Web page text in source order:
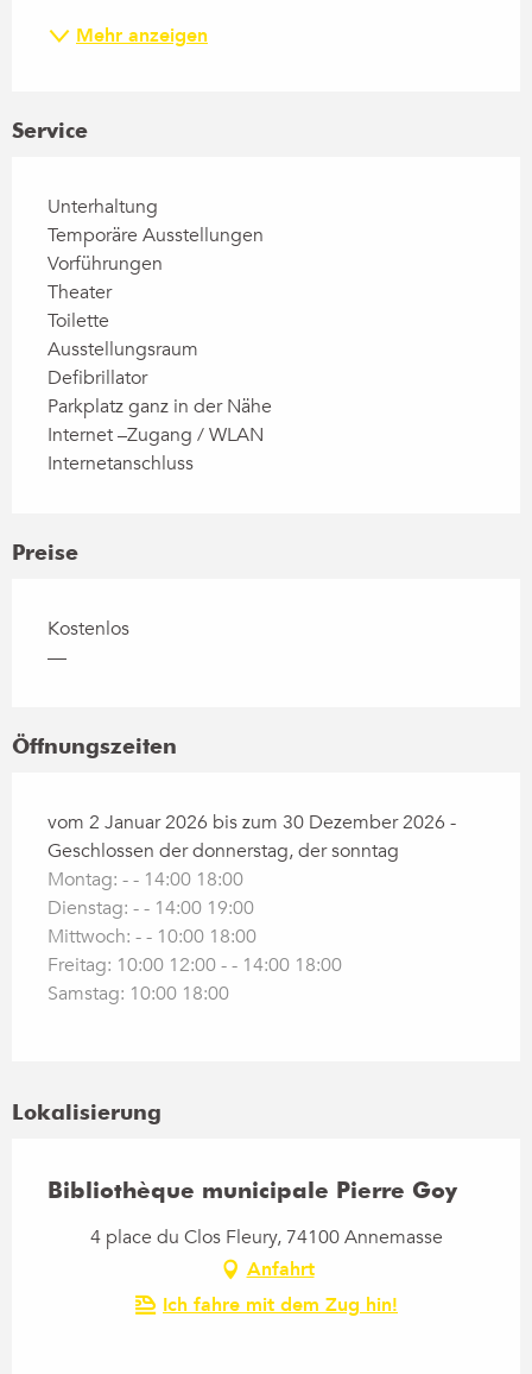
Mehr anzeigen
Service
Unterhaltung
Temporäre Ausstellungen
Vorführungen
Theater
Toilette
Ausstellungsraum
Defibrillator
Parkplatz ganz in der Nähe
Internet –Zugang / WLAN
Internetanschluss
Preise
Kostenlos
—
Öffnungszeiten
vom 2 Januar 2026 bis zum 30 Dezember 2026 -
Geschlossen der donnerstag, der sonntag
Montag: - - 14:00 18:00
Dienstag: - - 14:00 19:00
Mittwoch: - - 10:00 18:00
Freitag: 10:00 12:00 - - 14:00 18:00
Samstag: 10:00 18:00
Lokalisierung
Bibliothèque municipale Pierre Goy
4 place du Clos Fleury, 74100 Annemasse
Anfahrt
Ich fahre mit dem Zug hin!